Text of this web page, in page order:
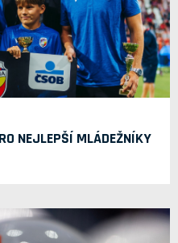
NEJLEPŠÍ MLÁDEŽNÍKY